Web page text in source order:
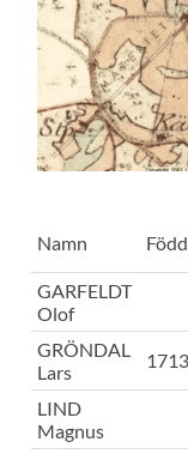
Namn Född
GARFELDT
Olof
GRÖNDAL
Lars
LIND
Magnus